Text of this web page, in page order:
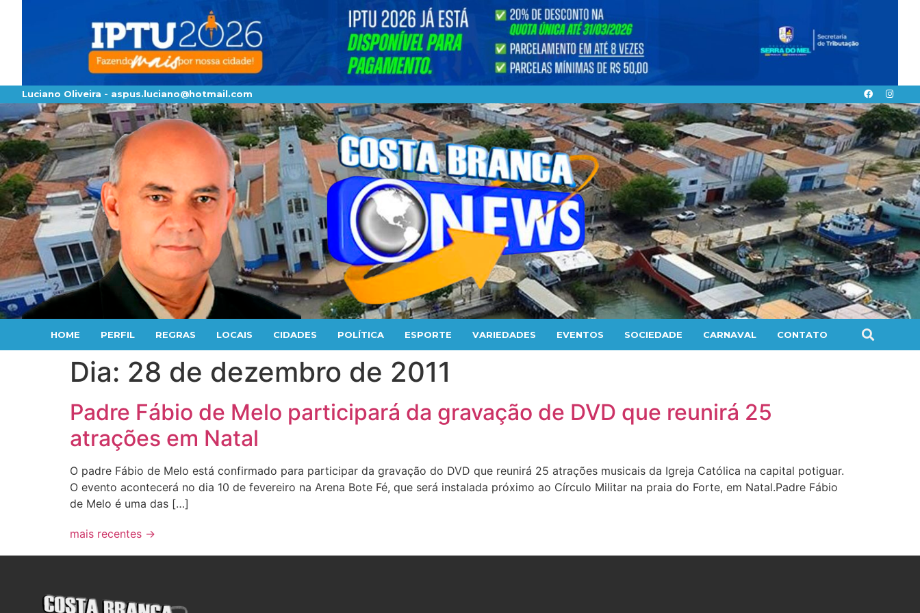
Luciano Oliveira - aspus.luciano@hotmail.com
HOME PERFIL REGRAS LOCAIS CIDADES POLÍTICA ESPORTE VARIEDADES EVENTOS SOCIEDADE CARNAVAL CONTATO
Dia: 28 de dezembro de 2011
Padre Fábio de Melo participará da gravação de DVD que reunirá 25
atrações em Natal
O padre Fábio de Melo está confirmado para participar da gravação do DVD que reunirá 25 atrações musicais da Igreja Católica na capital potiguar.
O evento acontecerá no dia 10 de fevereiro na Arena Bote Fé, que será instalada próximo ao Círculo Militar na praia do Forte, em Natal.Padre Fábio
de Melo é uma das […]
mais recentes →